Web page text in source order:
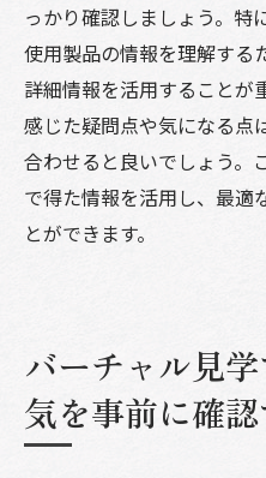
っかり確認しましょう。特
使用製品の情報を理解する
詳細情報を活用することが
感じた疑問点や気になる点
合わせると良いでしょう。
で得た情報を活用し、最適
とができます。
バーチャル見
気を事前に確